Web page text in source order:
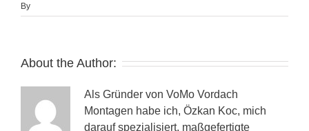
By
About the Author:
Als Gründer von VoMo Vordach
Montagen habe ich, Özkan Koc, mich
darauf spezialisiert, maßgefertigte